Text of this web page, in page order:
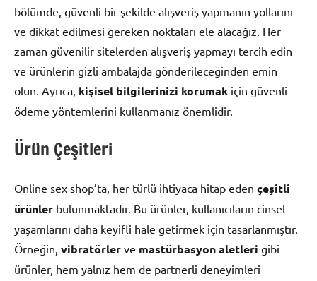
bölümde, güvenli bir şekilde alışveriş yapmanın yollarını
ve dikkat edilmesi gereken noktaları ele alacağız. Her
zaman güvenilir sitelerden alışveriş yapmayı tercih edin
ve ürünlerin gizli ambalajda gönderileceğinden emin
olun. Ayrıca, kişisel bilgilerinizi korumak için güvenli
ödeme yöntemlerini kullanmanız önemlidir.
Ürün Çeşitleri
Online sex shop’ta, her türlü ihtiyaca hitap eden çeşitli
ürünler bulunmaktadır. Bu ürünler, kullanıcıların cinsel
yaşamlarını daha keyifli hale getirmek için tasarlanmıştır.
Örneğin, vibratörler ve mastürbasyon aletleri gibi
ürünler, hem yalnız hem de partnerli deneyimleri